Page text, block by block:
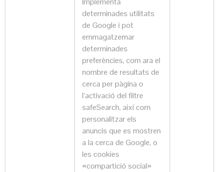
determinades utilitats
de Google i pot
emmagatzemar
determinades
preferències, com ara el
nombre de resultats de
cerca per pàgina o
l’activació del filtre
safeSearch, així com
personalitzar els
anuncis que es mostren
a la cerca de Google, o
les cookies
«compartició social»